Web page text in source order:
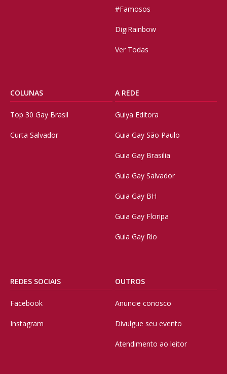
#Famosos
DigiRainbow
Ver Todas
COLUNAS
Top 30 Gay Brasil
Curta Salvador
A REDE
Guiya Editora
Guia Gay São Paulo
Guia Gay Brasilia
Guia Gay Salvador
Guia Gay BH
Guia Gay Floripa
Guia Gay Rio
REDES SOCIAIS
Facebook
Instagram
OUTROS
Anuncie conosco
Divulgue seu evento
Atendimento ao leitor